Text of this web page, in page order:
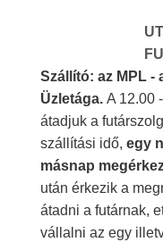
Szállító: az MPL -
Üzletága. A 12.00
átadjuk a
szállítási idő, egy
másnap
után érkezik a
átadni a futárnak,
vállalni az egy